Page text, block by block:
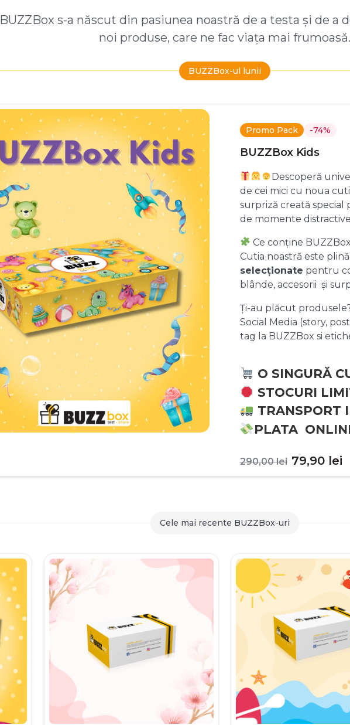
BUZZBox s-a născut din pasiunea noastră de a testa și de a
noi produse, care ne fac viața mai frumoasă.
BUZZBox-ul lunii
Promo Pack -74%
BUZZBox Kids
Descoperă
de cei mici cu noua
surpriză creată special
de momente
Ce conține
Cutia noastră este
selecționate pentru
blânde, accesorii și
Ți-au plăcut
Social Media (story,
tag la BUZZBox si
O SINGURĂ
STOCURI
TRANSPORT
PLATA
290,00lei Prețul
inițial
79,90 lei
Cele mai recente BUZZBox-uri